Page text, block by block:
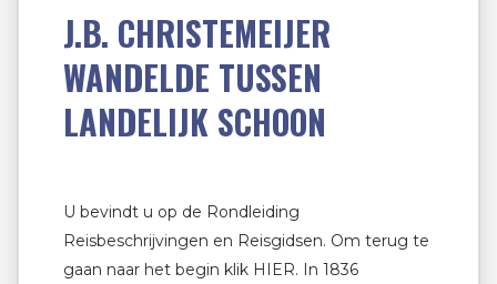
J.B. CHRISTEMEIJER
WANDELDE TUSSEN
LANDELIJK SCHOON
U bevindt u op de Rondleiding
Reisbeschrijvingen en Reisgidsen. Om terug te
gaan naar het begin klik HIER. In 1836